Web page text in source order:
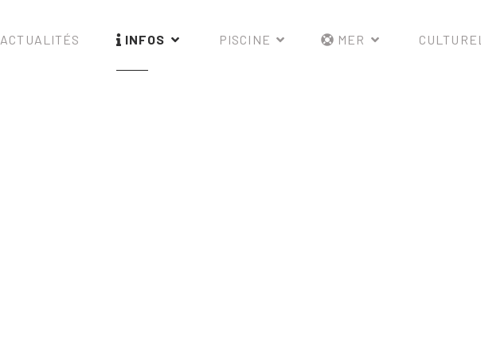
ACTUALITÉS INFOS PISCINE MER CULTUREL